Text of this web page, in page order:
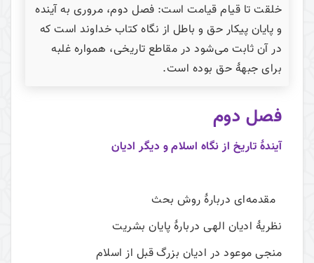
خلقت تا قیام قیامت است: فصل دوم، مروری به آینده
و پایان پیکار حق و باطل از نگاه کتاب خداوند است که
در آن ثابت می‌شود در مقاطع تاریخی، همواره غلبه
برای جبهۀ حق بوده است.
فصل دوم
آیندۀ تاریخ از نگاه اسلام و دیگر ادیان
مقدمه‌ای دربارۀ روش بحث
نظريۀ اديان الهی دربارۀ پايان بشريت
منجی موعود در ادیان‌ بزرگ قبل‌ از اسلام